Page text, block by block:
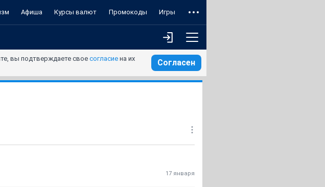
Афиша Курсы валют Промокоды Игры
вы подтверждаете свое согласие на их
Согласен
17 января